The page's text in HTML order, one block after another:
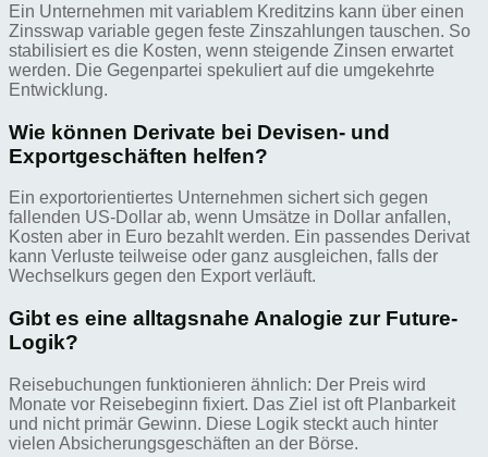
Ein Unternehmen mit variablem Kreditzins kann über einen
Zinsswap variable gegen feste Zinszahlungen tauschen. So
stabilisiert es die Kosten, wenn steigende Zinsen erwartet
werden. Die Gegenpartei spekuliert auf die umgekehrte
Entwicklung.
Wie können Derivate bei Devisen- und
Exportgeschäften helfen?
Ein exportorientiertes Unternehmen sichert sich gegen
fallenden US-Dollar ab, wenn Umsätze in Dollar anfallen,
Kosten aber in Euro bezahlt werden. Ein passendes Derivat
kann Verluste teilweise oder ganz ausgleichen, falls der
Wechselkurs gegen den Export verläuft.
Gibt es eine alltagsnahe Analogie zur Future-
Logik?
Reisebuchungen funktionieren ähnlich: Der Preis wird
Monate vor Reisebeginn fixiert. Das Ziel ist oft Planbarkeit
und nicht primär Gewinn. Diese Logik steckt auch hinter
vielen Absicherungsgeschäften an der Börse.